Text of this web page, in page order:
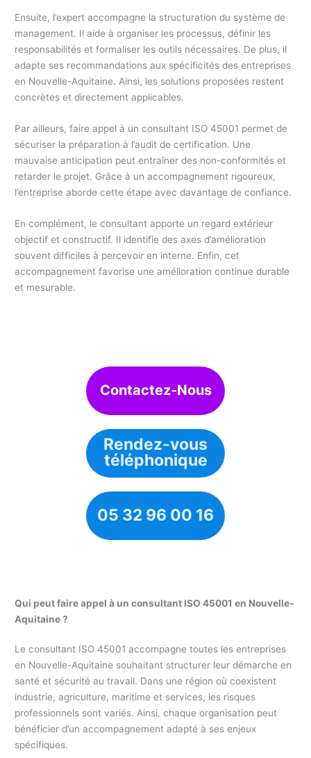
Ensuite, l’expert accompagne la structuration du système de
management. Il aide à organiser les processus, définir les
responsabilités et formaliser les outils nécessaires. De plus, il
adapte ses recommandations aux spécificités des entreprises
en Nouvelle-Aquitaine. Ainsi, les solutions proposées restent
concrètes et directement applicables.
Par ailleurs, faire appel à un consultant ISO 45001 permet de
sécuriser la préparation à l’audit de certification. Une
mauvaise anticipation peut entraîner des non-conformités et
retarder le projet. Grâce à un accompagnement rigoureux,
l’entreprise aborde cette étape avec davantage de confiance.
En complément, le consultant apporte un regard extérieur
objectif et constructif. Il identifie des axes d’amélioration
souvent difficiles à percevoir en interne. Enfin, cet
accompagnement favorise une amélioration continue durable
et mesurable.
Contactez-Nous
Rendez-vous
téléphonique
05 32 96 00 16
Qui peut faire appel à un consultant ISO 45001 en Nouvelle-
Aquitaine ?
Le consultant ISO 45001 accompagne toutes les entreprises
en Nouvelle-Aquitaine souhaitant structurer leur démarche en
santé et sécurité au travail. Dans une région où coexistent
industrie, agriculture, maritime et services, les risques
professionnels sont variés. Ainsi, chaque organisation peut
bénéficier d’un accompagnement adapté à ses enjeux
spécifiques.